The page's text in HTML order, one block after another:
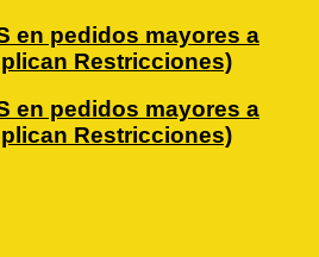
en pedidos mayores a
Restricciones)
en pedidos mayores a
Restricciones)